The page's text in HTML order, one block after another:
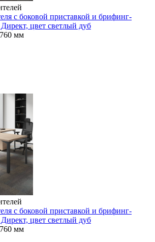
с боковой приставкой и брифинг-
цвет светлый дуб
мм
с боковой приставкой и брифинг-
цвет светлый дуб
мм